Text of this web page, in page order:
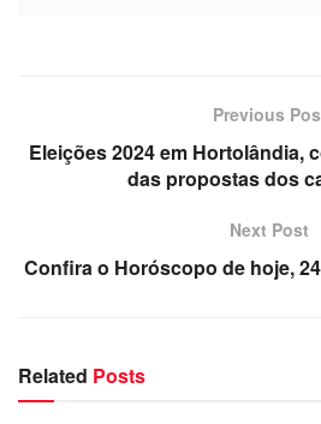
Previous
Eleições 2024 em Hortolândia,
das propostas dos
Next Post
Confira o Horóscopo de hoje,
Related Posts